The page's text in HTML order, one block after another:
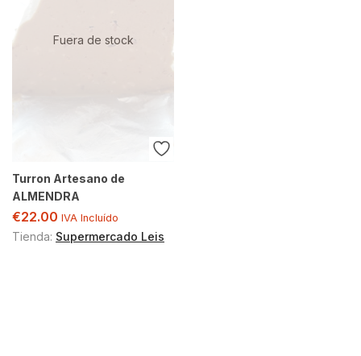
Fuera de stock
Turron Artesano de
ALMENDRA
€22.00 IVA Incluído
Tienda: Supermercado Leis